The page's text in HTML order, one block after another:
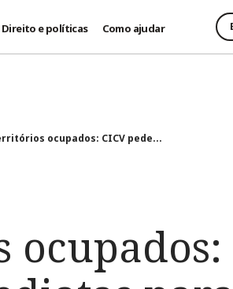
Direito e políticas Como ajudar
ocupados: CICV pede...